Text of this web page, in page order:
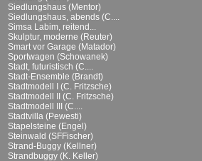
Siedlungshaus (Mentor)
Siedlungshaus, abends (C....
Simsa Labim, reitend...
Skulptur, moderne (Reuter)
Smart vor Garage (Matador)
Sportwagen (Schowanek)
Stadt, futuristisch (C....
Stadt-Ensemble (Brandt)
Stadtmodell I (C. Fritzsche)
Stadtmodell II (C. Fritzsche)
Stadtmodell III (C....
Stadtvilla (Pewesti)
Stapelsteine (Engel)
Steinwald (SFFischer)
Strand-Buggy (Kellner)
Strandbuggy (K. Keller)